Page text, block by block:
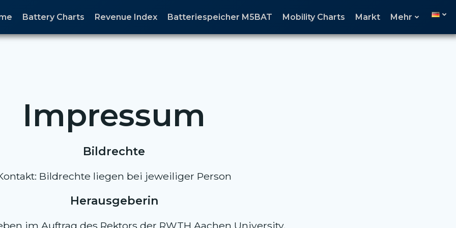
Battery Charts Revenue Index Batteriespeicher M5BAT Mobility Charts Markt Mehr
Impressum
Bildrechte
Bildrechte liegen bei jeweiliger Person
Herausgeberin
im Auftrag des Rektors der RWTH Aachen University.